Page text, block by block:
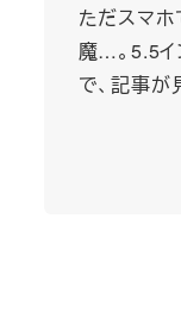
ただスマ
魔…。5.5
で、記事